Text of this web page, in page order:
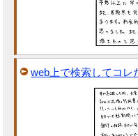
web上で検索してコレ